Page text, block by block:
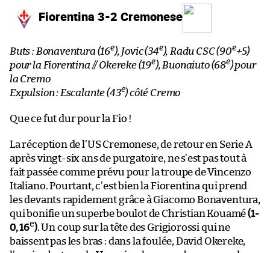
Fiorentina 3-2 Cremonese
Buts : Bonaventura (16e), Jovic (34e), Radu CSC (90e+5)
pour la Fiorentina // Okereke (19e), Buonaiuto (68e) pour
la Cremo
Expulsion : Escalante (43e) côté Cremo
Que ce fut dur pour la Fio !
La réception de l’US Cremonese, de retour en Serie A
après vingt-six ans de purgatoire, ne s’est pas tout à
fait passée comme prévu pour la troupe de Vincenzo
Italiano. Pourtant, c’est bien la Fiorentina qui prend
les devants rapidement grâce à Giacomo Bonaventura,
qui bonifie un superbe boulot de Christian Kouamé(1-
0, 16e). Un coup sur la tête des Grigiorossi qui ne
baissent pas les bras : dans la foulée, David Okereke,